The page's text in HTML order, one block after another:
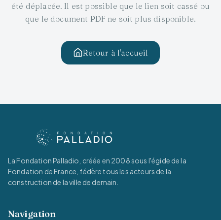
été déplacée. Il est possible que le lien soit cassé ou
que le document PDF ne soit plus disponible.
Retour à l'accueil
La Fondation Palladio, créée en 2008 sous l'égide de la
Fondation de France, fédère tous les acteurs de la
construction de la ville de demain.
Navigation